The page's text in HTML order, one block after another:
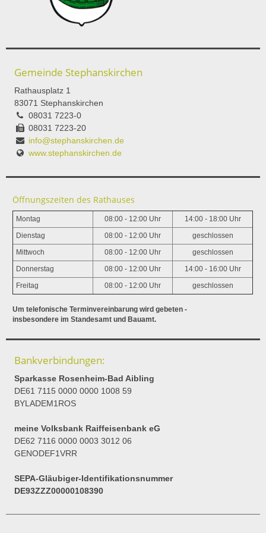
Gemeinde Stephanskirchen
Rathausplatz 1
83071 Stephanskirchen
08031 7223-0
08031 7223-20
info@stephanskirchen.de
www.stephanskirchen.de
Öffnungszeiten des Rathauses
Montag 08:00 - 12:00 Uhr 14:00 - 18:00 Uhr
Dienstag 08:00 - 12:00 Uhr geschlossen
Mittwoch 08:00 - 12:00 Uhr geschlossen
Donnerstag 08:00 - 12:00 Uhr 14:00 - 16:00 Uhr
Freitag 08:00 - 12:00 Uhr geschlossen
Um telefonische Terminvereinbarung wird gebeten -
insbesondere im Standesamt und Bauamt.
Bankverbindungen:
Sparkasse Rosenheim-Bad Aibling
DE61 7115 0000 0000 1008 59
BYLADEM1ROS
meine Volksbank Raiffeisenbank eG
DE62 7116 0000 0003 3012 06
GENODEF1VRR
SEPA-Gläubiger-Identifikationsnummer
DE93ZZZ00000108390